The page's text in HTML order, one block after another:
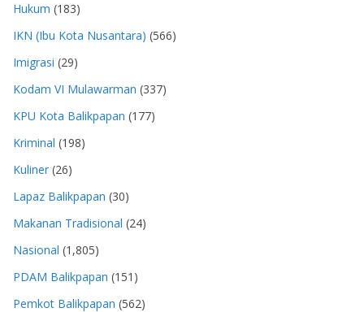
Hukum (183)
IKN (Ibu Kota Nusantara) (566)
Imigrasi (29)
Kodam VI Mulawarman (337)
KPU Kota Balikpapan (177)
Kriminal (198)
Kuliner (26)
Lapaz Balikpapan (30)
Makanan Tradisional (24)
Nasional (1,805)
PDAM Balikpapan (151)
Pemkot Balikpapan (562)